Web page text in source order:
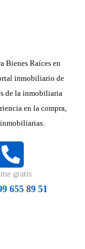
Bienes Raíces en
inmobiliario de
de la inmobiliaria
en la compra,
gratis
655 89 51